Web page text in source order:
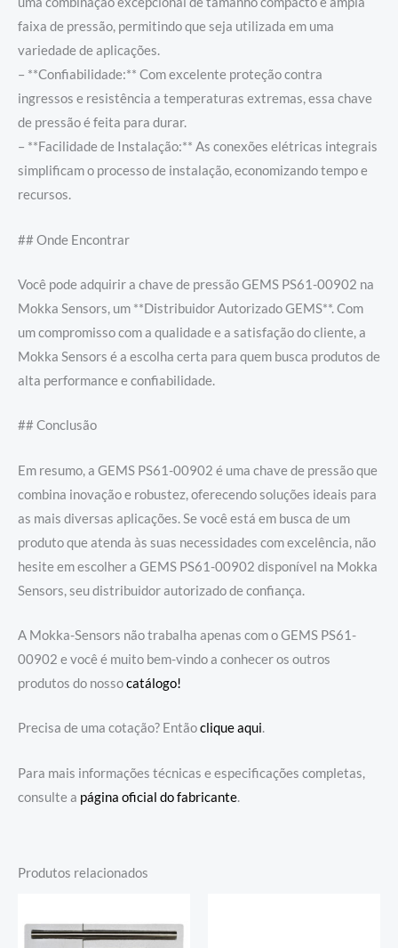
faixa de pressão, permitindo que seja utilizada em uma
variedade de aplicações.
– **Confiabilidade:** Com excelente proteção contra
ingressos e resistência a temperaturas extremas, essa chave
de pressão é feita para durar.
– **Facilidade de Instalação:** As conexões elétricas integrais
simplificam o processo de instalação, economizando tempo e
recursos.
## Onde Encontrar
Você pode adquirir a chave de pressão GEMS PS61-00902 na
Mokka Sensors, um **Distribuidor Autorizado GEMS**. Com
um compromisso com a qualidade e a satisfação do cliente, a
Mokka Sensors é a escolha certa para quem busca produtos de
alta performance e confiabilidade.
## Conclusão
Em resumo, a GEMS PS61-00902 é uma chave de pressão que
combina inovação e robustez, oferecendo soluções ideais para
as mais diversas aplicações. Se você está em busca de um
produto que atenda às suas necessidades com excelência, não
hesite em escolher a GEMS PS61-00902 disponível na Mokka
Sensors, seu distribuidor autorizado de confiança.
A Mokka-Sensors não trabalha apenas com o GEMS PS61-
00902 e você é muito bem-vindo a conhecer os outros
produtos do nossocatálogo!
Precisa de uma cotação? Entãoclique aqui.
Para mais informações técnicas e especificações completas,
consulte a página oficial do fabricante.
Produtos relacionados